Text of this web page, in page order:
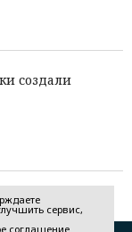
создали
сервис,
соглашение